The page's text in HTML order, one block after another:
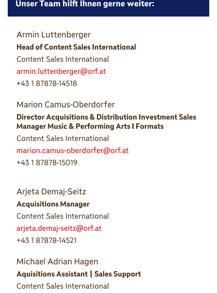
Unser Team hilft Ihnen gerne weiter:
Armin Luttenberger
Head of Content Sales International
Content Sales International
armin.luttenberger@orf.at
+43 1 87878-14518
Marion Camus-Oberdorfer
Director Acquisitions & Distribution Investment Sales
Manager Music & Performing Arts I Formats
Content Sales International
marion.camus-oberdorfer@orf.at
+43 1 87878-15019
Arjeta Demaj-Seitz
Acquisitions Manager
Content Sales International
arjeta.demaj-seitz@orf.at
+43 1 87878-14521
Michael Adrian Hagen
Aquisitions Assistant | Sales Support
Content Sales International